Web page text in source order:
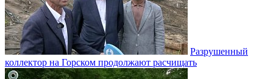
Разрушенный
коллектор на Горском продолжают расчищать